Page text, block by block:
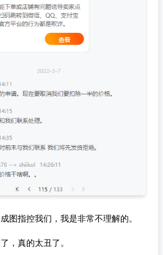
图指控我们，我是非常不理解的。
，真的太丑了。